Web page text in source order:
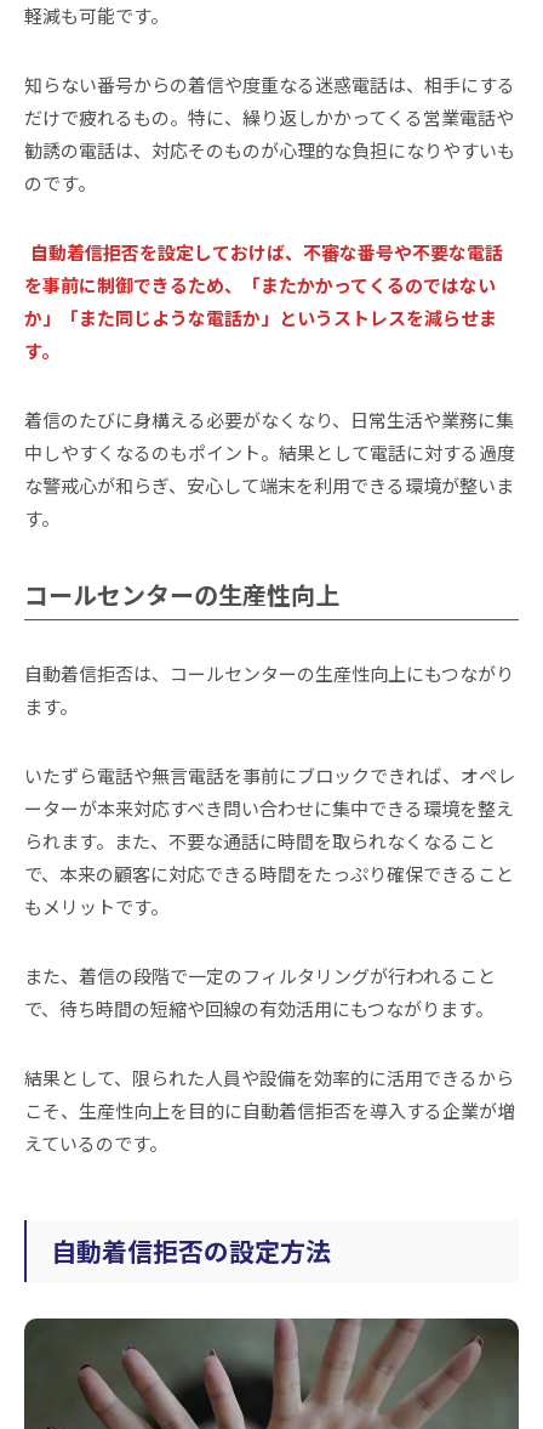
軽減も可能です。
知らない番号からの着信や度重なる迷惑電話は、相手にする
だけで疲れるもの。特に、繰り返しかかってくる営業電話や
勧誘の電話は、対応そのものが心理的な負担になりやすいも
のです。
自動着信拒否を設定しておけば、不審な番号や不要な電話
を事前に制御できるため、「またかかってくるのではない
か」「また同じような電話か」というストレスを減らせま
す。
着信のたびに身構える必要がなくなり、日常生活や業務に集
中しやすくなるのもポイント。結果として電話に対する過度
な警戒心が和らぎ、安心して端末を利用できる環境が整いま
す。
コールセンターの生産性向上
自動着信拒否は、コールセンターの生産性向上にもつながり
ます。
いたずら電話や無言電話を事前にブロックできれば、オペレ
ーターが本来対応すべき問い合わせに集中できる環境を整え
られます。また、不要な通話に時間を取られなくなること
で、本来の顧客に対応できる時間をたっぷり確保できること
もメリットです。
また、着信の段階で一定のフィルタリングが行われること
で、待ち時間の短縮や回線の有効活用にもつながります。
結果として、限られた人員や設備を効率的に活用できるから
こそ、生産性向上を目的に自動着信拒否を導入する企業が増
えているのです。
自動着信拒否の設定方法